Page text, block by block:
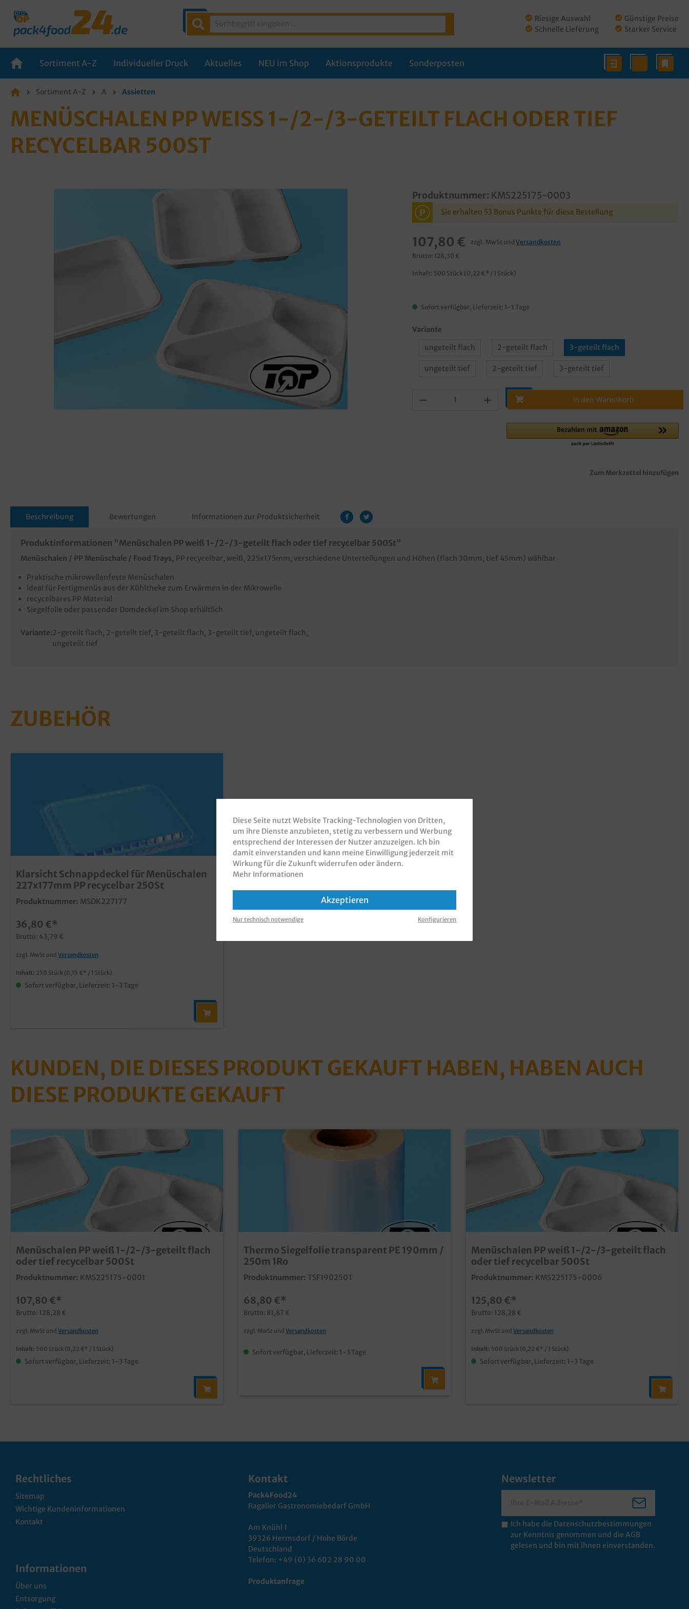
Riesige Auswahl
Schnelle Lieferung
Günstige Preise
Starker Service
Sortiment A-Z Individueller Druck Aktuelles NEU im Shop Aktionsprodukte Sonderposten
Sortiment A-Z A Assietten
MENÜSCHALEN PP WEISS 1-/2-/3-GETEILT FLACH ODER TIEF R
ECYCELBAR 500ST
Produktnummer: KMS225175-0003
P Sie erhalten 53 Bonus Punkte für diese Bestellung
107,80 € zzgl. MwSt und Versandkosten
Brutto: 128,30 €
Inhalt: 500 Stück (0,22 €* / 1 Stück)
Sofort verfügbar, Lieferzeit: 1-3 Tage
Variante
ungeteilt flach
2-geteilt flach 3-geteilt flach
ungeteilt tief 2-geteilt tief 3-geteilt tief
In den Warenkorb
Zum Merkzettel hinzufügen
Beschreibung Bewertungen Informationen zur Produktsicherheit
Produktinformationen "Menüschalen PP weiß 1-/2-/3-geteilt flach oder tief recycelbar 500St"
Menüschalen / PP Menüschale / Food Trays, PP recycelbar, weiß, 225x175mm, verschiedene Unterteilungen und Höhen (flach 30mm, tief 45mm) wählbar
Praktische mikrowellenfeste Menüschalen
ideal für Fertigmenüs aus der Kühltheke zum Erwärmen in der Mikrowelle
recycelbares PP Material
Siegelfolie oder passender Domdeckel im Shop erhältlich
Variante:2-geteilt flach , 2-geteilt tief , 3-geteilt flach , 3-geteilt tief , ungeteilt flach
ungeteilt tief
ZUBEHÖR
Klarsicht Schnappdeckel für Menüschalen
227x177mm PP recycelbar 250St
Produktnummer: MSDK227177
36,80 €*
Brutto: 43,79 €
zzgl. MwSt und Versandkosten
Inhalt: 250 Stück (0,15 €* / 1 Stück)
Sofort verfügbar, Lieferzeit: 1-3 Tage
KUNDEN, DIE DIESES PRODUKT GEKAUFT HABEN, HABEN AUCH
DIESE PRODUKTE GEKAUFT
Menüschalen PP weiß 1-/2-/3-geteilt flach
oder tief recycelbar 500St
Produktnummer: KMS225175-0001
107,80 €*
Brutto: 128,28 €
zzgl. MwSt und Versandkosten
Inhalt: 500 Stück (0,22 €* / 1 Stück)
Sofort verfügbar, Lieferzeit: 1-3 Tage
Thermo Siegelfolie transparent PE 190mm /
250m 1Ro
Produktnummer: TSF190250T
68,80 €*
Brutto: 81,87 €
zzgl. MwSt und Versandkosten
Sofort verfügbar, Lieferzeit: 1-3 Tage
Menüschalen PP weiß 1-/2-/3-geteilt flach
oder tief recycelbar 500St
Produktnummer: KMS225175-0006
125,80 €*
Brutto: 128,28 €
zzgl. MwSt und Versandkosten
Inhalt: 500 Stück (0,22 €* / 1 Stück)
Sofort verfügbar, Lieferzeit: 1-3 Tage
Rechtliches
Sitemap
Wichtige Kundeninformationen
Kontakt
Informationen
Über uns
Entsorgung
Kontakt
Pack4Food24
Ragaller Gastronomiebedarf GmbH
Am Knühl 1
39326 Hermsdorf / Hohe Börde
Deutschland
Telefon: +49 (0) 36 602 28 90 00
Produktanfrage
Newsletter
Ich habe die Datenschutzbestimmungen
zur Kenntnis genommen und die AGB
gelesen und bin mit ihnen einverstanden.
Diese Seite nutzt Website Tracking-Technologien von Dritten,
um ihre Dienste anzubieten, stetig zu verbessern und Werbung
entsprechend der Interessen der Nutzer anzuzeigen. Ich bin
damit einverstanden und kann meine Einwilligung jederzeit mit
Wirkung für die Zukunft widerrufen oder ändern.
Mehr Informationen
Akzeptieren
Nur technisch notwendige Konfigurieren